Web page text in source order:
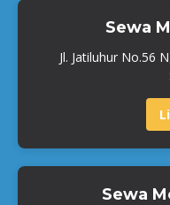
Sewa
Jl. Jatiluhur No.56
Sewa